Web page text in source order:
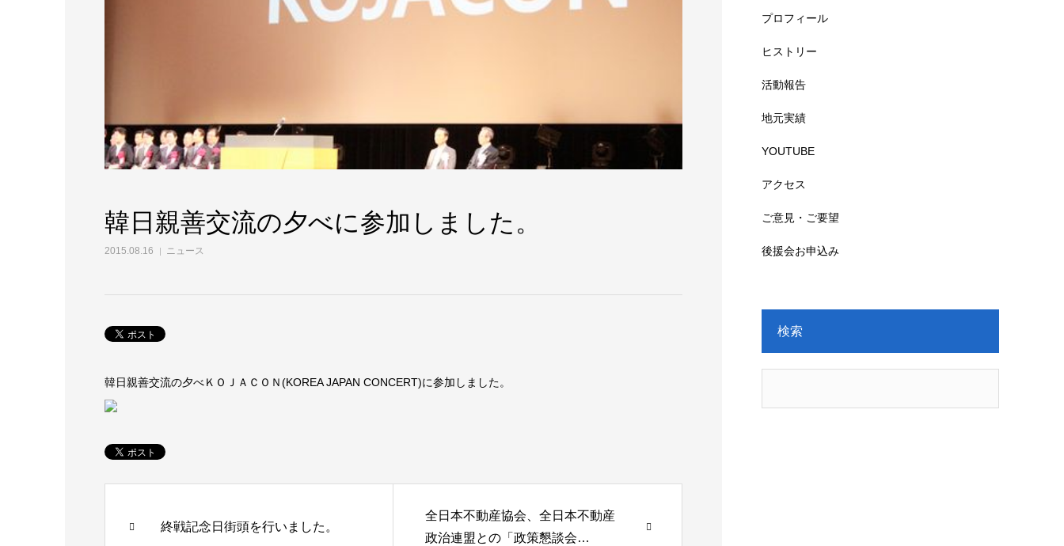
韓日親善交流の夕べに参加しました。
2015.08.16 ニュース
韓日親善交流の夕べＫＯＪＡＣＯＮ(KOREA JAPAN CONCERT)に参加しました。
終戦記念日街頭を行いました。
全日本不動産協会、全日本不動産
政治連盟との「政策懇談会…
プロフィール
ヒストリー
活動報告
地元実績
YOUTUBE
アクセス
ご意見・ご要望
後援会お申込み
検索